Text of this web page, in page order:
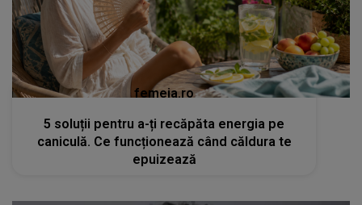
femeia.ro
5 soluții pentru a-ți recăpăta energia pe
caniculă. Ce funcționează când căldura te
epuizează